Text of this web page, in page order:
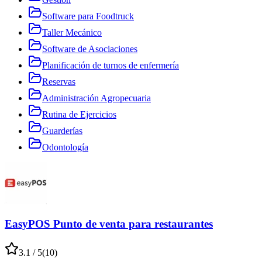
Software para Foodtruck
Taller Mecánico
Software de Asociaciones
Planificación de turnos de enfermería
Reservas
Administración Agropecuaria
Rutina de Ejercicios
Guarderías
Odontología
EasyPOS Punto de venta para restaurantes
3.1 / 5(10)